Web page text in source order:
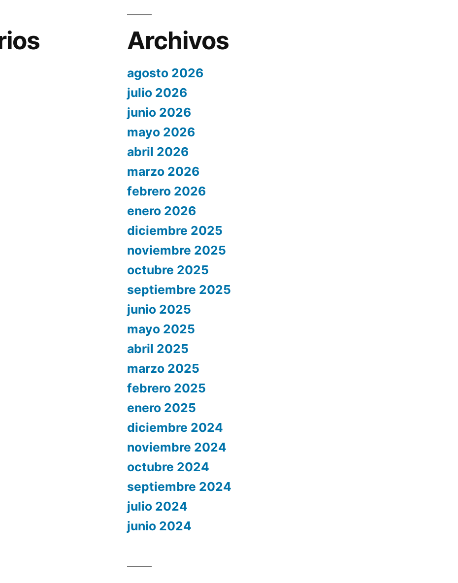
Archivos
agosto 2026
julio 2026
junio 2026
mayo 2026
abril 2026
marzo 2026
febrero 2026
enero 2026
diciembre 2025
noviembre 2025
octubre 2025
septiembre 2025
junio 2025
mayo 2025
abril 2025
marzo 2025
febrero 2025
enero 2025
diciembre 2024
noviembre 2024
octubre 2024
septiembre 2024
julio 2024
junio 2024